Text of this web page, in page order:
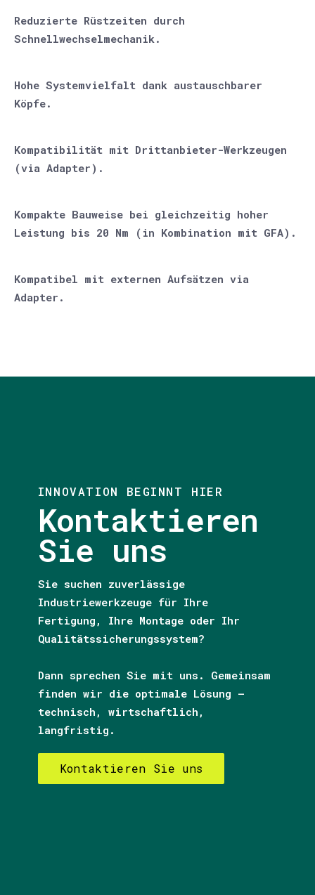
Reduzierte Rüstzeiten durch
Schnellwechselmechanik.
Hohe Systemvielfalt dank austauschbarer
Köpfe.
Kompatibilität mit Drittanbieter-Werkzeugen
(via Adapter).
Kompakte Bauweise bei gleichzeitig hoher
Leistung bis 20 Nm (in Kombination mit GFA).
Kompatibel mit externen Aufsätzen via
Adapter.
INNOVATION BEGINNT HIER
Kontaktieren
Sie uns
Sie suchen zuverlässige
Industriewerkzeuge für Ihre
Fertigung, Ihre Montage oder Ihr
Qualitätssicherungssystem?
Dann sprechen Sie mit uns. Gemeinsam
finden wir die optimale Lösung –
technisch, wirtschaftlich,
langfristig.
Kontaktieren Sie uns